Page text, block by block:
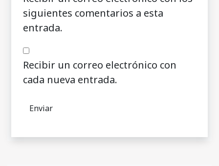
siguientes comentarios a esta
entrada.
Recibir un correo electrónico con
cada nueva entrada.